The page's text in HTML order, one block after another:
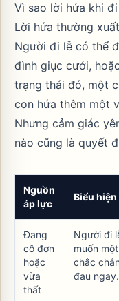
Vì sao lời hứa khi
Lời hứa thường
Người đi lễ có thể
đình giục cưới,
trạng thái đó, một
con hứa thêm một
Nhưng cảm giác
nào cũng là quyết
Nguồn
áp lực
Biểu hiện
Đang
cô đơn
hoặc
vừa
thất
Người đi
muốn
chắc
đau ngay.